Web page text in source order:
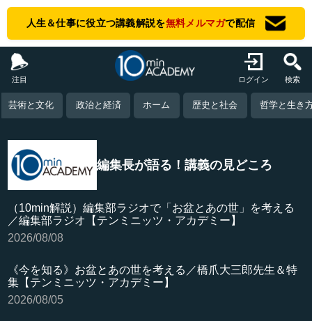
人生＆仕事に役立つ講義解説を無料メルマガで配信
注目 ログイン 検索
芸術と文化 政治と経済 ホーム 歴史と社会 哲学と生き
編集長が語る！講義の見どころ
（10min解説）編集部ラジオで「お盆とあの世」を考える
／編集部ラジオ【テンミニッツ・アカデミー】
2026/08/08
《今を知る》お盆とあの世を考える／橋爪大三郎先生＆特
集【テンミニッツ・アカデミー】
2026/08/05